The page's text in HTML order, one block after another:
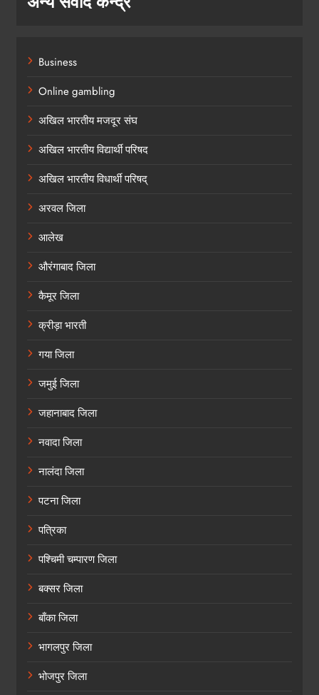
Business
Online gambling
अखिल भारतीय मजदूर संघ
अखिल भारतीय विद्यार्थी परिषद
अखिल भारतीय विधार्थी परिषद्
अरवल जिला
आलेख
औरंगाबाद जिला
कैमूर जिला
क्रीड़ा भारती
गया जिला
जमुई जिला
जहानाबाद जिला
नवादा जिला
नालंदा जिला
पटना जिला
पत्रिका
पश्चिमी चम्पारण जिला
बक्सर जिला
बाँका जिला
भागलपुर जिला
भोजपुर जिला